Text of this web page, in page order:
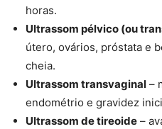
horas.
Ultrassom pélvico (ou
útero, ovários, próstata e
cheia.
Ultrassom transvaginal –
endométrio e gravidez
Ultrassom de tireoide –